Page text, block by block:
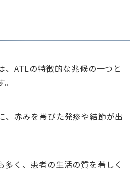
、ATLの特徴的な兆候の一つと
、赤みを帯びた発疹や結節が出
多く、患者の生活の質を著しく